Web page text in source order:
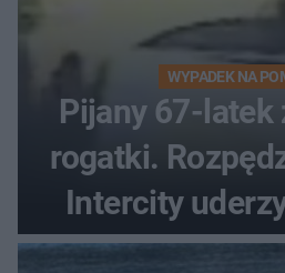
WYPADEK NA
Pijany 67-latek
rogatki.
Intercity